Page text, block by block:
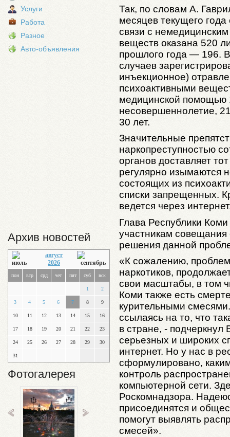
Услуги
Работа
Разное
Авто-объявления
Архив новостей
август
2026
пон втр срд чет пят суб вск
1 2
3 4 5 6 7 8 9
10 11 12 13 14 15 16
17 18 19 20 21 22 23
24 25 26 27 28 29 30
31
Фотогалерея
Так, по словам А.
месяцев текущего
связи с
веществ оказана 520
прошлого года — 196.
случаев
инъекционное)
психоактивными
медицинской помощью
несовершеннолетие,
30 лет.
Значительные
наркопреступностью
органов доставляет
регулярно изымаются
состоящих из
списки запрещенных.
ведется через
Глава Республики
участникам совещания
решения данной
«К сожалению,
наркотиков,
свои масштабы, в том
Коми также есть
курительными
ссылаясь на то, что
в стране, -
серьезных и широких
интернет. Но у нас в
сформулировано,
контроль
компьютерной сети.
Роскомнадзора.
присоединятся и
помогут выявлять
смесей».